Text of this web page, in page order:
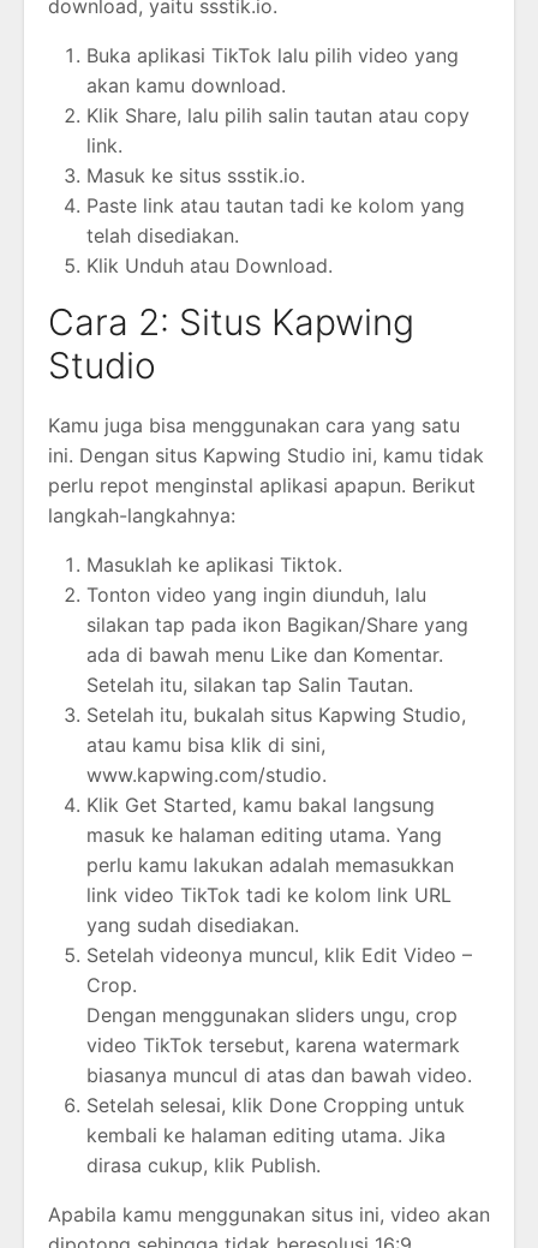
download, yaitu ssstik.io.
Buka aplikasi TikTok lalu pilih video yang
akan kamu download.
Klik Share, lalu pilih salin tautan atau copy
link.
Masuk ke situs ssstik.io.
Paste link atau tautan tadi ke kolom yang
telah disediakan.
Klik Unduh atau Download.
Cara 2: Situs Kapwing
Studio
Kamu juga bisa menggunakan cara yang satu
ini. Dengan situs Kapwing Studio ini, kamu tidak
perlu repot menginstal aplikasi apapun. Berikut
langkah-langkahnya:
Masuklah ke aplikasi Tiktok.
Tonton video yang ingin diunduh, lalu
silakan tap pada ikon Bagikan/Share yang
ada di bawah menu Like dan Komentar.
Setelah itu, silakan tap Salin Tautan.
Setelah itu, bukalah situs Kapwing Studio,
atau kamu bisa klik di sini,
www.kapwing.com/studio.
Klik Get Started, kamu bakal langsung
masuk ke halaman editing utama. Yang
perlu kamu lakukan adalah memasukkan
link video TikTok tadi ke kolom link URL
yang sudah disediakan.
Setelah videonya muncul, klik Edit Video –
Crop.
Dengan menggunakan sliders ungu, crop
video TikTok tersebut, karena watermark
biasanya muncul di atas dan bawah video.
Setelah selesai, klik Done Cropping untuk
kembali ke halaman editing utama. Jika
dirasa cukup, klik Publish.
Apabila kamu menggunakan situs ini, video akan